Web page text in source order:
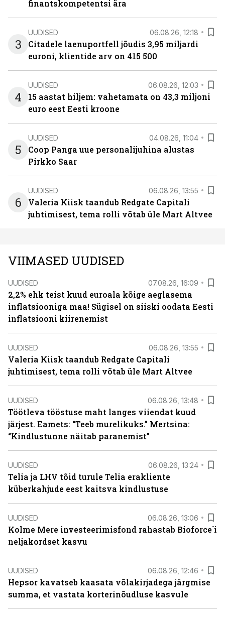
finantskompetentsi ära
3
UUDISED 06.08.26, 12:18
Citadele laenuportfell jõudis 3,95 miljardi
euroni, klientide arv on 415 500
4
UUDISED 06.08.26, 12:03
15 aastat hiljem: vahetamata on 43,3 miljoni
euro eest Eesti kroone
5
UUDISED 04.08.26, 11:04
Coop Panga uue personalijuhina alustas
Pirkko Saar
6
UUDISED 06.08.26, 13:55
Valeria Kiisk taandub Redgate Capitali
juhtimisest, tema rolli võtab üle Mart Altvee
VIIMASED UUDISED
UUDISED 07.08.26, 16:09
2,2% ehk teist kuud euroala kõige aeglasema
inflatsiooniga maa! Sügisel on siiski oodata Eesti
inflatsiooni kiirenemist
UUDISED 06.08.26, 13:55
Valeria Kiisk taandub Redgate Capitali
juhtimisest, tema rolli võtab üle Mart Altvee
UUDISED 06.08.26, 13:48
Töötleva tööstuse maht langes viiendat kuud
järjest. Eamets: “Teeb murelikuks.” Mertsina:
“Kindlustunne näitab paranemist”
UUDISED 06.08.26, 13:24
Telia ja LHV tõid turule Telia erakliente
küberkahjude eest kaitsva kindlustuse
UUDISED 06.08.26, 13:06
Kolme Mere investeerimisfond rahastab Bioforce´i
neljakordset kasvu
UUDISED 06.08.26, 12:46
Hepsor kavatseb kaasata võlakirjadega järgmise
summa, et vastata korterinõudluse kasvule